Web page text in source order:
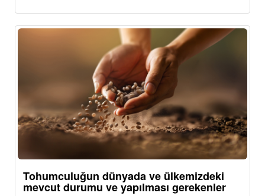
Tohumculuğun dünyada ve ülkemizdeki
mevcut durumu ve yapılması gerekenler